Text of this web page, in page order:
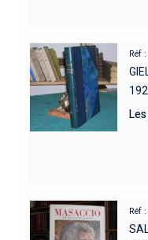
Réf
Réf